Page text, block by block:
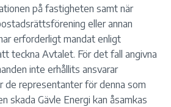
på fastigheten samt när
eller annan
erforderligt mandat enligt
teckna Avtalet. För det fall angivna
inte erhållits ansvarar
de representanter för denna som
skada Gävle Energi kan åsamkas